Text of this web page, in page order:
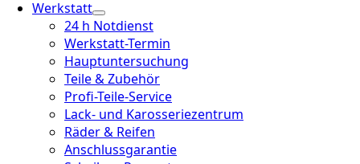
Werkstatt
24 h Notdienst
Werkstatt-Termin
Hauptuntersuchung
Teile & Zubehör
Profi-Teile-Service
Lack- und Karosseriezentrum
Räder & Reifen
Anschlussgarantie